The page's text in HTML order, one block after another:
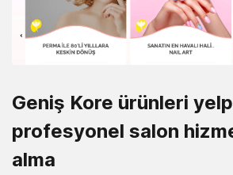
Geniş Kore ürünleri
profesyonel salon
alma